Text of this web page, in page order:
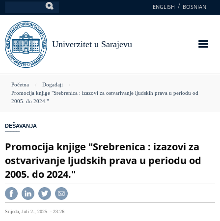
na
glavni
sadržaj
ENGLISH BOSNIAN
Univerzitet u Sarajevu
You
are
Početna
Događaji
Promocija knjige "Srebrenica : izazovi za ostvarivanje ljudskih prava u periodu od
2005. do 2024."
DEŠAVANJA
Promocija knjige "Srebrenica : izazovi za
ostvarivanje ljudskih prava u periodu od
2005. do 2024."
Srijeda, Juli 2., 2025. - 23:26